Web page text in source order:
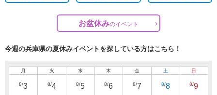
お盆休みのイベント
今週の兵庫県の夏休みイベントを探している方はこちら！
月
8/3
火
8/4
水
8/5
木
8/6
金
8/7
土
8/8
日
8/9